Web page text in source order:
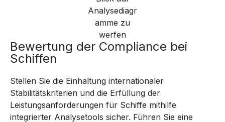
Bewertung der Compliance bei
Schiffen
Stellen Sie die Einhaltung internationaler
Stabilitätskriterien und die Erfüllung der
Leistungsanforderungen für Schiffe mithilfe
integrierter Analysetools sicher. Führen Sie eine